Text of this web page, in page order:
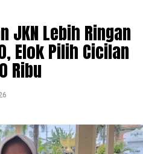
JKN Lebih Ringan
Elok Pilih Cicilan
Ribu